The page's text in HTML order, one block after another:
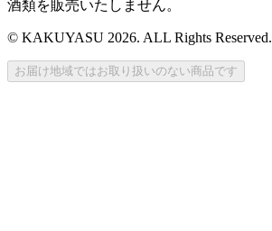
酒類を販売いたしません。
© KAKUYASU 2026. ALL Rights Reserved.
お届け地域ではお取り扱いのない商品です